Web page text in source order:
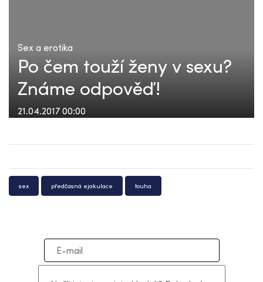
Sex a erotika
Po čem touží ženy v sexu?
Známe odpověď!
21.04.2017 00:00
sex předčasná ejakulace touha